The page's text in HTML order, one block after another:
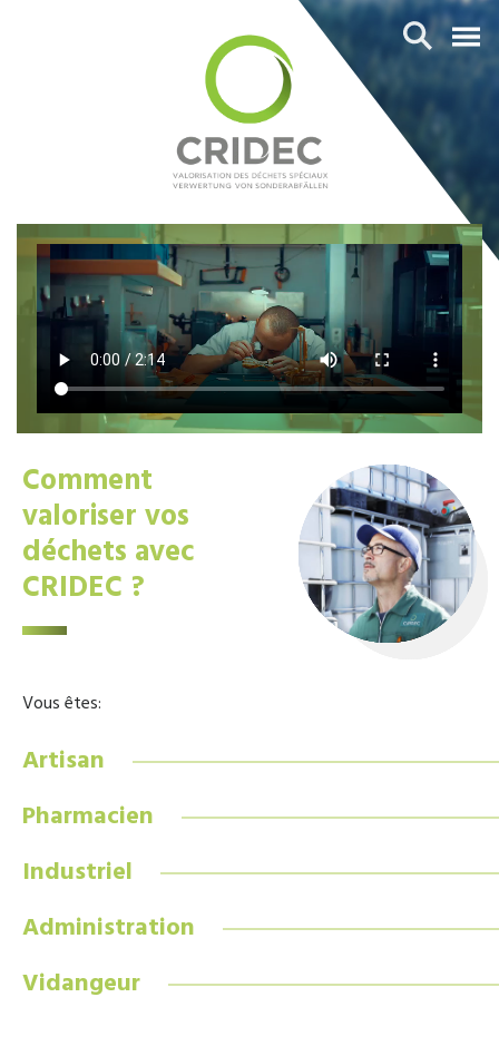
Comment
valoriser vos
déchets avec
CRIDEC ?
Vous êtes:
Artisan
Pharmacien
Industriel
Administration
Vidangeur